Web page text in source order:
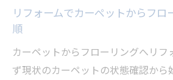
リフォームでカーペットからフロ
順
カーペットからフローリングへリフ
ず現状のカーペットの状態確認から